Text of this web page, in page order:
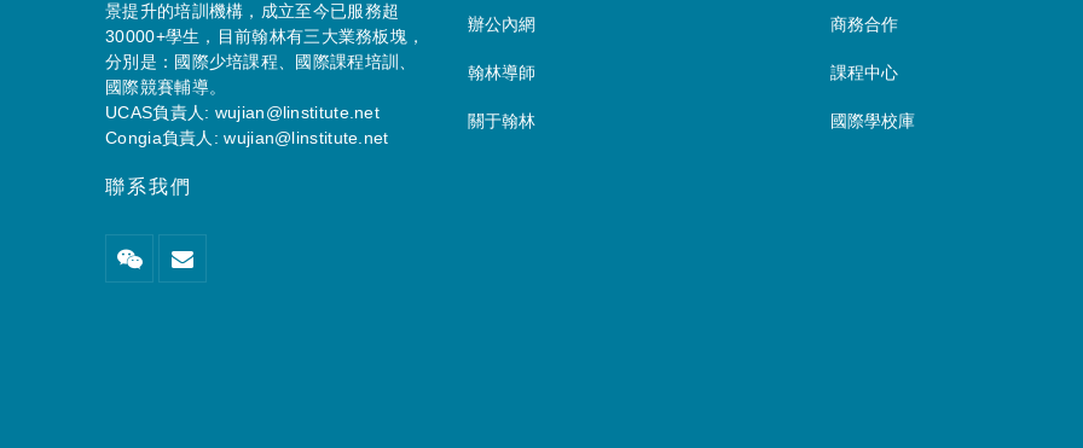
景提升的培訓機構，成立至今已服務超
30000+學生，目前翰林有三大業務板塊，
分別是：國際少培課程、國際課程培訓、
國際競賽輔導。
UCAS負責人: wujian@linstitute.net
Congia負責人: wujian@linstitute.net
聯系我們
辦公內網
翰林導師
關于翰林
商務合作
課程中心
國際學校庫